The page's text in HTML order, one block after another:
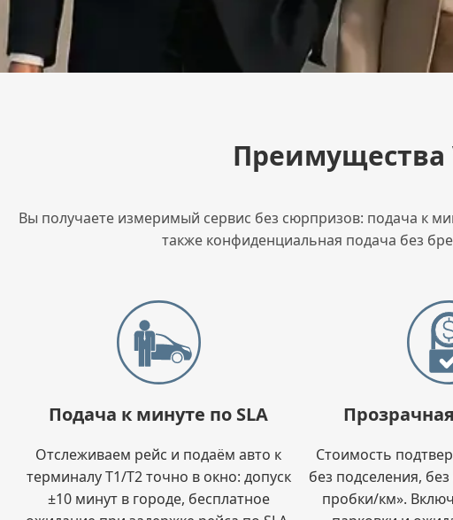
Преимущества
Вы получаете измеримый сервис без сюрпризов: подача к
также конфиденциальная подача без
Подача к минуте по SLA
Отслеживаем рейс и подаём авто к
терминалу T1/T2 точно в окно: допуск
±10 минут в городе, бесплатное
Стоимость
без подселения,
пробки/км».